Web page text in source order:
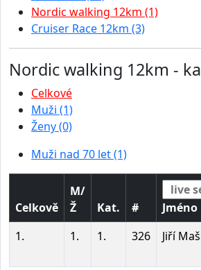
Nordic walking 12km (1)
Cruiser Race 12km (3)
Nordic walking 12km -
Celkové
Muži (1)
Ženy (0)
Muži nad 70 let (1)
Celkově
M/
Ž
Kat. # Jméno
1.
1. 1. 326 Jiří